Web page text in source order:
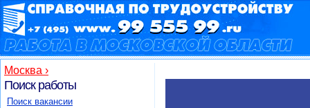
Москва ›
Поиск работы
Поиск вакансии